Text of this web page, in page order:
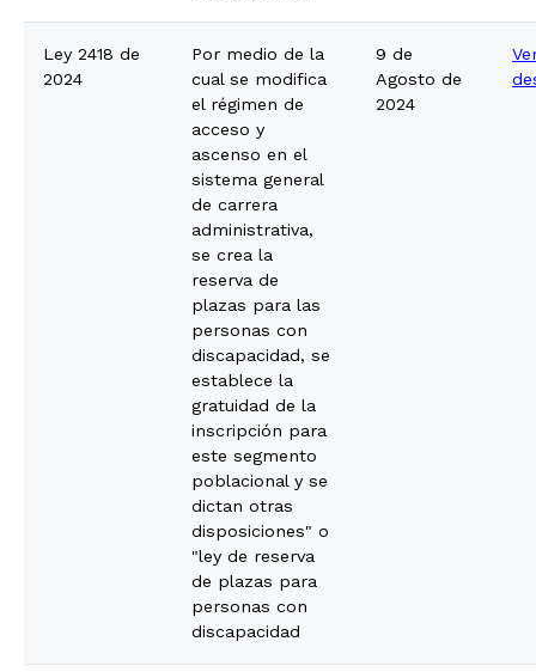
Ley 2418 de
2024
Por medio de la
cual se modifica
el régimen de
acceso y
ascenso en el
sistema general
de carrera
administrativa,
se crea la
reserva de
plazas para las
personas con
discapacidad, se
establece la
gratuidad de la
inscripción para
este segmento
poblacional y se
dictan otras
disposiciones" o
"ley de reserva
de plazas para
personas con
discapacidad
9 de
Agosto de
2024